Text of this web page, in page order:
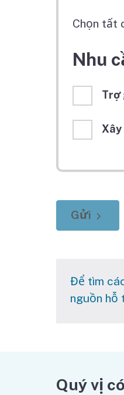
Chọn tất
Nhu
Trợ
Gửi
Để tìm
nguồn hỗ
Quý vị